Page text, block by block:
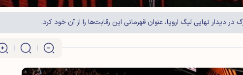
در دیدار نهایی لیگ اروپا، عنوان قهرمانی این رقابت‌ها را از آن خود کرد.